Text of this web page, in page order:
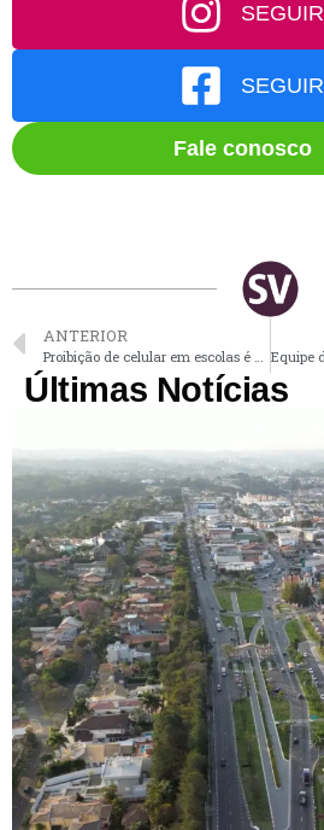
SEGUIR
SEGUIR
Fale conosco
ANTERIOR
Proibição de celular em escolas é aprovada por deputados de SP
Últimas Notícias